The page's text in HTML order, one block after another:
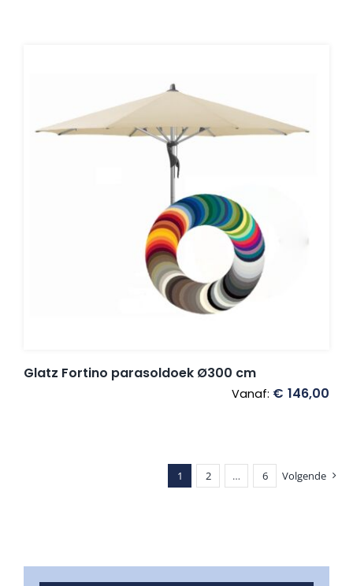
Glatz Fortino parasoldoek Ø300 cm
Vanaf: € 146,00
1 2 … 6 Volgende